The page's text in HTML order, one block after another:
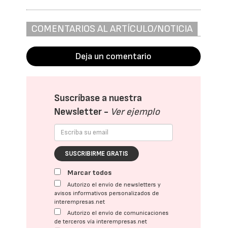
COMENTARIOS AL ARTÍCULO/NOTICIA
Deja un comentario
Suscríbase a nuestra
Newsletter - Ver ejemplo
SUSCRIBIRME GRATIS
Marcar todos
Autorizo el envío de newsletters y
avisos informativos personalizados de
interempresas.net
Autorizo el envío de comunicaciones
de terceros vía interempresas.net